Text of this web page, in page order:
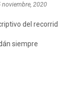
noviembre, 2020
del
siempre